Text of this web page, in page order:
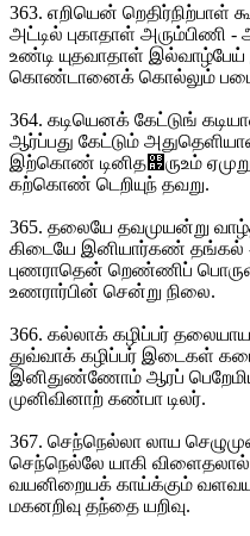
363. எறியென் றெதிர்நிற்பாள்
அட்டில் புகாதாள் அரும்பிணி
உண்டி யுதவாதாள்
கொண்டானைக் கொல்லும்
364. கடியெனக் கேட்டுங்
ஆர்ப்பது கேட்டும்
இற்கொண் டினித஧ருஉம்
கற்கொண் டெறியுந் தவறு.
365. தலையே தவமுயன்று
கிடையே இனியார்கண் தங்கல்
புணராதென் றெண்ணிப்
உணரார்பின் சென்று நிலை.
366. கல்லாக் கழிப்பர்
துவ்வாக் கழிப்பர் இடைகள்
இனிதுண்ணோம் ஆரப்
முனிவினாற் கண்பா டிலர்.
367. செந்நெல்லா லாய
செந்நெல்லே யாகி
வயனிறையக் காய்க்கும்
மகனறிவு தந்தை யறிவு.